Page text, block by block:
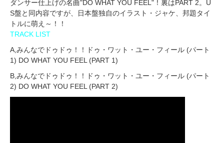
ダンサー仕上げの名曲"DO WHAT YOU FEEL"！裏はPART 2。U
S盤と同内容ですが、日本盤独自のイラスト・ジャケ、邦題タイ
トルに萌え～！！
TRACK LIST
A,みんなでドゥドゥ！！ドゥ・ワット・ユー・フィール (パート
1) DO WHAT YOU FEEL (PART 1)
B,みんなでドゥドゥ！！ドゥ・ワット・ユー・フィール (パート
2) DO WHAT YOU FEEL (PART 2)